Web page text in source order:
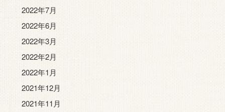
2022年7月
2022年6月
2022年3月
2022年2月
2022年1月
2021年12月
2021年11月